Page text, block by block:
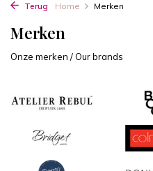
Terug Home Merken
Merken
Onze merken / Our brands